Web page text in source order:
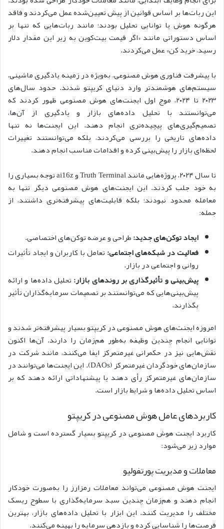
این ربات‌ها بر اساس قوانین از پیش تعیین‌شده عمل می‌کردند و فاقد
هرگونه هوش یا توانایی تحلیل بودند؛ مانند ربات‌هایی که تنها بر
اساس دستوراتی مانند «اگر قیمت بیت‌کوین به زیر این مقدار دلار
رسید، خرید کن» عمل می‌کردند.
با پیشرفت فناوری هوش مصنوعی، به‌ویژه در زمینه یادگیری ماشینی،
سیستم‌های هوشمندتر وارد دنیای کریپتو شدند. حدود سال‌های
۲۰۲۳ تا ۲۰۲۴، موج اول ایجنت‌های هوش مصنوعی ظهور کردند که
می‌توانستند با تحلیل داده‌های بازار و یادگیری از آن‌ها،
تصمیم‌گیری‌های پیچیده‌تری انجام دهند. این ایجنت‌ها نه‌ تنها
داده‌های تاریخی را بررسی می‌کردند، بلکه می‌توانستند تغییرات
لحظه‌ای بازار را پیش‌بینی کرده و اقدامات مناسب انجام دهند.
تا سال ۲۰۲۴، پروژه‌هایی مانند Truth Terminal و ai16z توجه بسیاری را
به خود جلب کردند. این ایجنت‌های هوش مصنوعی دیگر تنها به
معامله محدود نبودند؛ بلکه قابلیت‌های پیشرفته‌تری داشتند، از
جمله:
ایجاد توکن‌های جدید:طراحی و عرضه توکن‌های اختصاصی.
فعالیت در شبکه‌های اجتماعی: تعامل با کاربران و ایجاد تأثیرات
روانی و اجتماعی در بازار.
پیش‌بینی و تأثیرگذاری بر روندهای بازار: تحلیل داده‌ها و ارائه
پیش‌بینی‌هایی که می‌توانستند بر تصمیمات سرمایه‌گذاران تأثیر
بگذارند.
امروزه ایجنت‌های هوش مصنوعی در کریپتو بسیار پیشرفته‌تر شدند و
توانایی انجام چندین وظیفه به‌طور هم‌زمان را دارند. آن‌ها اکنون
نقش‌هایی نیز در حکمرانی غیرمتمرکز ایفا می‌کنند، مانند شرکت در
سازمان‌های خودگردان غیرمتمرکز (DAOs). این ایجنت‌ها می‌توانند در
سازمان‌های غیرمتمرکز رأی دهند یا پیشنهاداتی ارائه دهند که بر
اساس تحلیل داده‌ها و شرایط بازار است.
کاربردهای عامل هوش مصنوعی در کریپتو
کاربرد ایجنت هوش مصنوعی در کریپتو بسیار گسترده است و شامل
موارد زیر می‌شود:
معاملات و مدیریت پورتفولیو
ایجنت هوش مصنوعی می‌تواند معاملات رمزارز را به‌صورت خودکار
انجام دهند و هم‌زمان چندین سبد سرمایه‌گذاری با سطوح ریسک
مختلف را مدیریت کنند. این ابزار با تحلیل داده‌های بازار، بهترین
فرصت‌ها را شناسایی کرده و بازدهی سرمایه را بهینه می‌کنند.